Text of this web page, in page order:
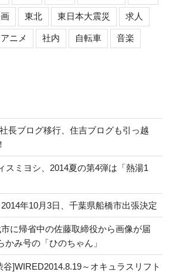
東北 東日本大震災 求人
ニメ 社内 自転車 音楽
長ブログ移行、住吉ブログも引っ越
スミヨシ、2014夏の第4弾は「熱湯1
年10月3日、千葉県船橋市出張決定
に帰省中の佐藤取締役から画像が届
かみ号の「ひのちゃん」
]WIRED2014.8.19～オキュラスリフト